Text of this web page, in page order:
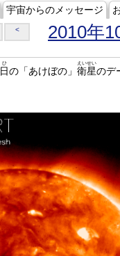
宇宙からのメッセージ
< 2010年
日
ひ
の「あけぼの」 衛星
えいせい
のデ